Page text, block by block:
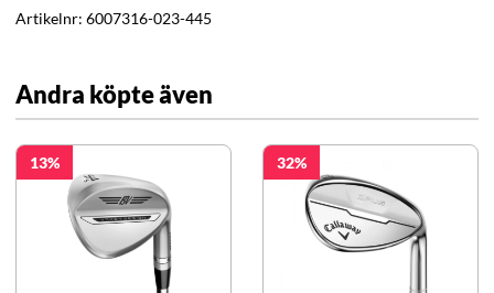
Artikelnr: 6007316-023-445
Andra köpte även
13 32